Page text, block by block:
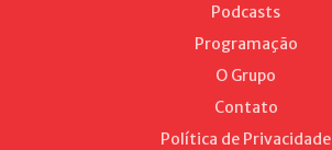
Podcasts
Programação
O Grupo
Contato
Política de Privacidade